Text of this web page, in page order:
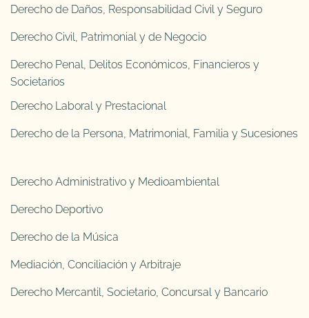
Derecho de Daños, Responsabilidad Civil y Seguro
Derecho Civil, Patrimonial y de Negocio
Derecho Penal, Delitos Económicos, Financieros y
Societarios
Derecho Laboral y Prestacional
Derecho de la Persona, Matrimonial, Familia y Sucesiones
Derecho Administrativo y Medioambiental
Derecho Deportivo
Derecho de la Música
Mediación, Conciliación y Arbitraje
Derecho Mercantil, Societario, Concursal y Bancario